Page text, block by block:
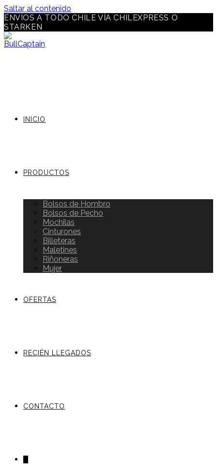
Saltar al contenido
ENVÍOS A TODO CHILE VÍA CHILEXPRESS O
STARKEN
INICIO
PRODUCTOS
Bolsos de Hombro
Bolsos de Pecho
Mochilas
Cinturones
Billeteras
Maletines
Riñoneras
Mujer
OFERTAS
RECIÉN LLEGADOS
CONTACTO